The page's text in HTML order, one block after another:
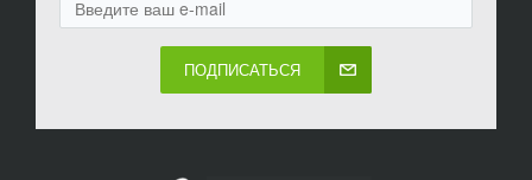
ПОДПИСАТЬСЯ